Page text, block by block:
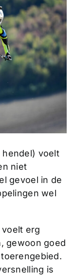
hendel) voelt
niet
gevoel in de
wel
erg
gewoon goed
is